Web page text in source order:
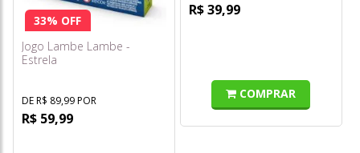
33% OFF
Jogo Lambe Lambe -
Estrela
DE R$ 89,99 POR
R$ 59,99
R$ 39,99
COMPRAR